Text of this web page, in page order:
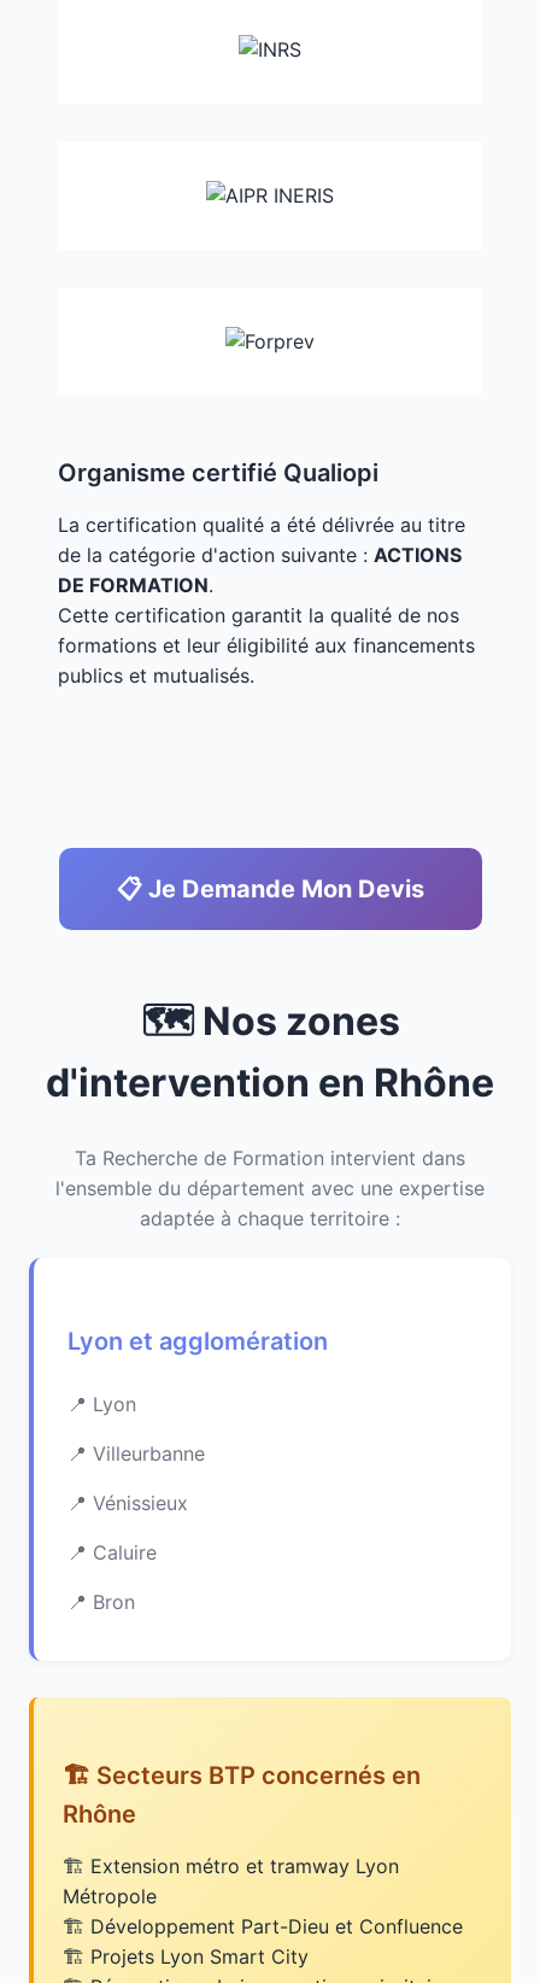
Organisme certifié Qualiopi
La certification qualité a été délivrée au titre
de la catégorie d'action suivante : ACTIONS
DE FORMATION.
Cette certification garantit la qualité de nos
formations et leur éligibilité aux financements
publics et mutualisés.
📋 Je Demande Mon Devis
🗺️ Nos zones
d'intervention en Rhône
Ta Recherche de Formation intervient dans
l'ensemble du département avec une expertise
adaptée à chaque territoire :
Lyon et agglomération
Lyon
Villeurbanne
Vénissieux
Caluire
Bron
🏗️ Secteurs BTP concernés en
Rhône
Extension métro et tramway Lyon
Métropole
Développement Part-Dieu et Confluence
Projets Lyon Smart City